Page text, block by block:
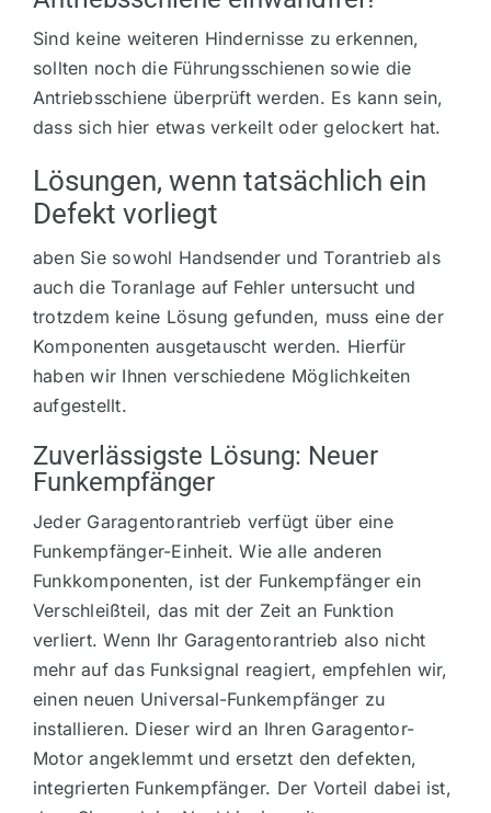
Sind keine weiteren Hindernisse zu erkennen,
sollten noch die Führungsschienen sowie die
Antriebsschiene überprüft werden. Es kann sein,
dass sich hier etwas verkeilt oder gelockert hat.
Lösungen, wenn tatsächlich ein
Defekt vorliegt
aben Sie sowohl Handsender und Torantrieb als
auch die Toranlage auf Fehler untersucht und
trotzdem keine Lösung gefunden, muss eine der
Komponenten ausgetauscht werden. Hierfür
haben wir Ihnen verschiedene Möglichkeiten
aufgestellt.
Zuverlässigste Lösung: Neuer
Funkempfänger
Jeder Garagentorantrieb verfügt über eine
Funkempfänger-Einheit. Wie alle anderen
Funkkomponenten, ist der Funkempfänger ein
Verschleißteil, das mit der Zeit an Funktion
verliert. Wenn Ihr Garagentorantrieb also nicht
mehr auf das Funksignal reagiert, empfehlen wir,
einen neuen Universal-Funkempfänger zu
installieren. Dieser wird an Ihren Garagentor-
Motor angeklemmt und ersetzt den defekten,
integrierten Funkempfänger. Der Vorteil dabei ist,